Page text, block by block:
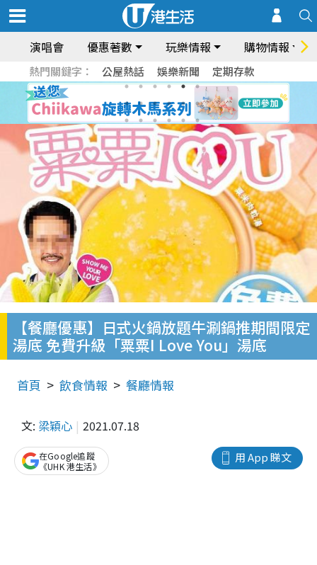
演唱會 優惠著數 玩樂情報 購物情報
熱門關鍵字： 公屋熱話 娛樂新聞 定期存款
【餐廳優惠】日式火鍋放題牛涮鍋推期間限定
湯底 免費升級「粟粟I Love You」湯底
首頁 飲食情報 餐廳情報
文: 梁穎心 2021.07.18
用 App 睇文
在Google追蹤
《UHK 港生活》